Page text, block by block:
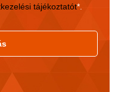
tájékoztatót*.